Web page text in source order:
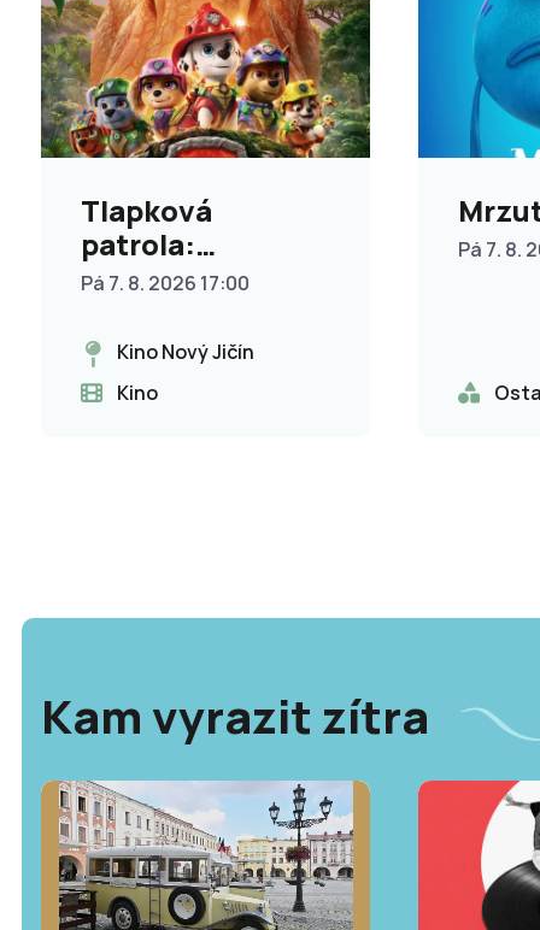
Tlapková
patrola:
Dinosauří film
Pá 7. 8. 2026 17:00
Kino Nový Jičín
Kino
Pá 7. 8.
Kam vyrazit zítra